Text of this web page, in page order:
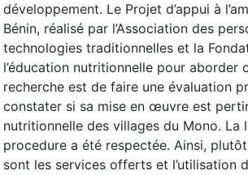
développement. Le Projet d’appui à
Bénin, réalisé par l’Association des
technologies traditionnelles et la
l’éducation nutritionnelle pour aborder
recherche est de faire une évaluation
constater si sa mise en œuvre est
nutritionnelle des villages du Mono. La
procedure a été respectée. Ainsi,
sont les services offerts et l’utilisation